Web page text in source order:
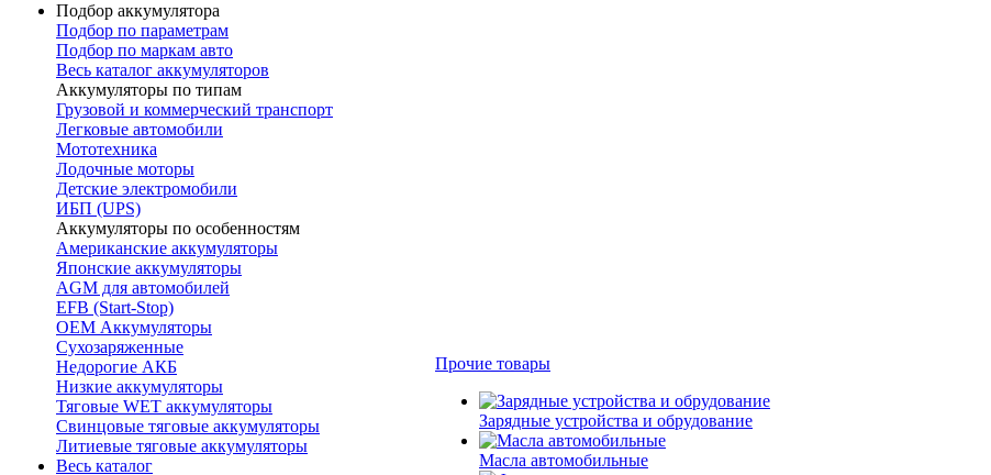
Подбор аккумулятора
Подбор по параметрам
Подбор по маркам авто
Весь каталог аккумуляторов
Аккумуляторы по типам
Грузовой и коммерческий транспорт
Легковые автомобили
Мототехника
Лодочные моторы
Детские электромобили
ИБП (UPS)
Аккумуляторы по особенностям
Американские аккумуляторы
Японские аккумуляторы
AGM для автомобилей
EFB (Start-Stop)
OEM Аккумуляторы
Сухозаряженные
Недорогие АКБ
Низкие аккумуляторы
Тяговые WET аккумуляторы
Свинцовые тяговые аккумуляторы
Литиевые тяговые аккумуляторы
Весь каталог
Прочие товары
Зарядные устройства и обрудование
Масла автомобильные